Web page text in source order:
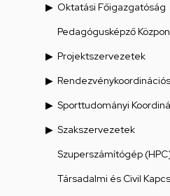
Oktatási Főigazgatóság
Pedagógusképző
Projektszervezetek
Sporttudományi
Szakszervezetek
Szuperszámítógép
Társadalmi és Civil